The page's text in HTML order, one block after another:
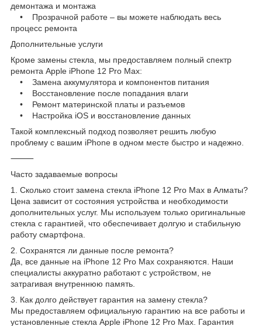
демонтажа и монтажа
• Прозрачной работе – вы можете наблюдать весь
процесс ремонта
Дополнительные услуги
Кроме замены стекла, мы предоставляем полный спектр
ремонта Apple iPhone 12 Pro Max:
• Замена аккумулятора и компонентов питания
• Восстановление после попадания влаги
• Ремонт материнской платы и разъемов
• Настройка iOS и восстановление данных
Такой комплексный подход позволяет решить любую
проблему с вашим iPhone в одном месте быстро и надежно.
⸻
Часто задаваемые вопросы
1. Сколько стоит замена стекла iPhone 12 Pro Max в Алматы?
Цена зависит от состояния устройства и необходимости
дополнительных услуг. Мы используем только оригинальные
стекла с гарантией, что обеспечивает долгую и стабильную
работу смартфона.
2. Сохранятся ли данные после ремонта?
Да, все данные на iPhone 12 Pro Max сохраняются. Наши
специалисты аккуратно работают с устройством, не
затрагивая внутреннюю память.
3. Как долго действует гарантия на замену стекла?
Мы предоставляем официальную гарантию на все работы и
установленные стекла Apple iPhone 12 Pro Max. Гарантия